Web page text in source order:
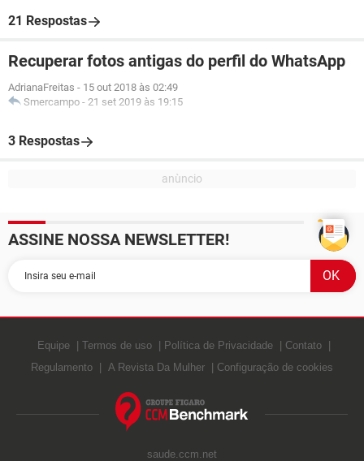
21 Respostas
Recuperar fotos antigas do perfil do WhatsApp
AdrianaFreitas - 15 out 2018 às 02:49
Smercampo - 21 set 2019 às 19:15
3 Respostas
ASSINE NOSSA NEWSLETTER!
Equipe Termos de uso Política de Privacidade
Contato
Regulamento
A Revista Da Mulher Configuração de cookies
saude.ccm.net